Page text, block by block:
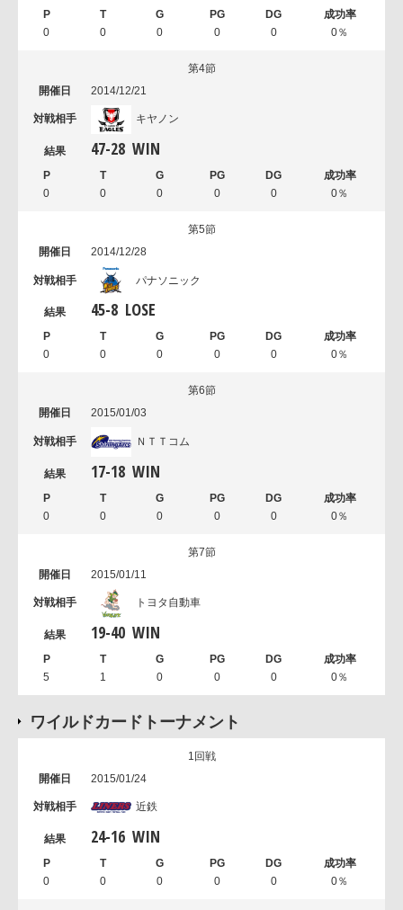
0 0 0 0 0 0％
第4節
2014/12/21
キヤノン
47-28 WIN
0 0 0 0 0 0％
第5節
2014/12/28
パナソニック
45-8 LOSE
0 0 0 0 0 0％
第6節
2015/01/03
ＮＴＴコム
17-18 WIN
0 0 0 0 0 0％
第7節
2015/01/11
トヨタ自動車
19-40 WIN
5 1 0 0 0 0％
ワイルドカードトーナメント
1回戦
2015/01/24
近鉄
24-16 WIN
0 0 0 0 0 0％